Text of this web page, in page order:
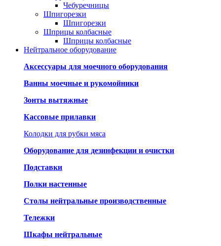
Чебуречницы
Шпигорезки
Шпигорезки
Шприцы колбасные
Шприцы колбасные
Нейтральное оборудование
Аксессуары для моечного оборудования
Ванны моечные и рукомойники
Зонты вытяжные
Кассовые прилавки
Колодки для рубки мяса
Оборудование для дезинфекции и очистки
Подставки
Полки настенные
Столы нейтральные производственные
Тележки
Шкафы нейтральные